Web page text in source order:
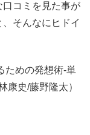
コミを見た事が
そんなにヒドイ
ための発想術-単
康史/藤野隆太）